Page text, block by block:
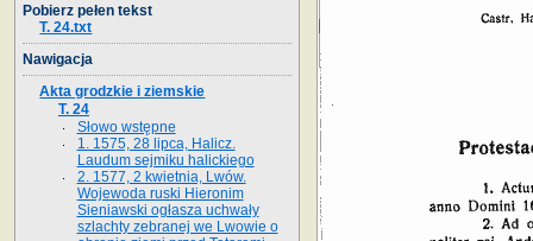
Pobierz pełen tekst
T. 24.txt
Nawigacja
Akta grodzkie i ziemskie
T. 24
Słowo wstępne
1. 1575, 28 lipca, Halicz.
Laudum sejmiku halickiego
2. 1577, 2 kwietnia, Lwów.
Wojewoda ruski Hieronim
Sieniawski ogłasza uchwały
szlachty zebranej we Lwowie o